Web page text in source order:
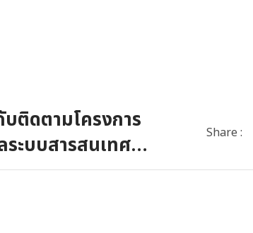
ติดตามโครงการ
ะบบสารสนเทศ
2566 โดยวิธีเฉพาะ
Share :